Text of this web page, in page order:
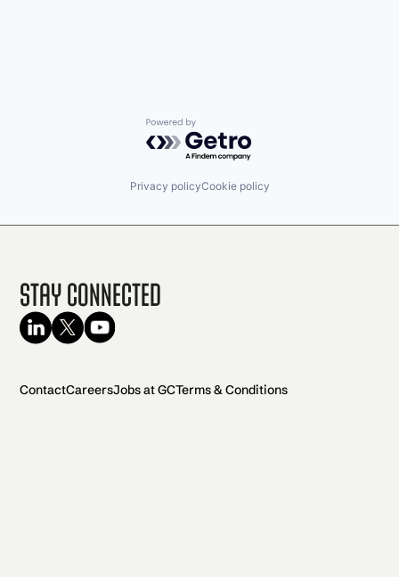
Powered by Getro.com
Privacy policyCookie policy
Stay Connected
ContactCareersJobs at GCTerms & Conditions